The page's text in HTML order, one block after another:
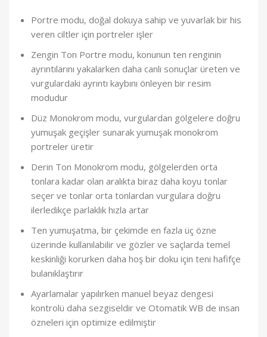
Portre modu, doğal dokuya sahip ve yuvarlak bir his
veren ciltler için portreler işler
Zengin Ton Portre modu, konunun ten renginin
ayrıntılarını yakalarken daha canlı sonuçlar üreten ve
vurgulardaki ayrıntı kaybını önleyen bir resim
modudur
Düz Monokrom modu, vurgulardan gölgelere doğru
yumuşak geçişler sunarak yumuşak monokrom
portreler üretir
Derin Ton Monokrom modu, gölgelerden orta
tonlara kadar olan aralıkta biraz daha koyu tonlar
seçer ve tonlar orta tonlardan vurgulara doğru
ilerledikçe parlaklık hızla artar
Ten yumuşatma, bir çekimde en fazla üç özne
üzerinde kullanılabilir ve gözler ve saçlarda temel
keskinliği korurken daha hoş bir doku için teni hafifçe
bulanıklaştırır
Ayarlamalar yapılırken manuel beyaz dengesi
kontrolü daha sezgiseldir ve Otomatik WB de insan
özneleri için optimize edilmiştir